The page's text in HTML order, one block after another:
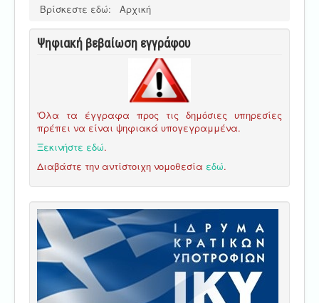
Βρίσκεστε εδώ: Αρχική
Ψηφιακή βεβαίωση εγγράφου
'Ολα τα έγγραφα προς τις δημόσιες υπηρεσίες
πρέπει να είναι ψηφιακά υπογεγραμμένα.
Ξεκινήστε εδώ.
Διαβάστε την αντίστοιχη νομοθεσία εδώ.